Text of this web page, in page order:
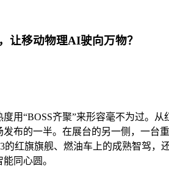
让移动物理AI驶向万物？
用“BOSS齐聚”来形容毫不为过。
发布的一半。在展台的另一侧，一
红旗旗舰、燃油车上的成熟智驾，
同心圆。